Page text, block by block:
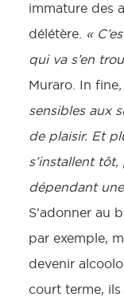
immature des
délétère.
«
qui va s’en
Muraro. In fine
sensibles aux
de plaisir. Et
s’installent
dépendant
S’adonner au
par exemple,
devenir
court terme,